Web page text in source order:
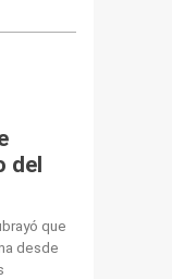
del
que
desde